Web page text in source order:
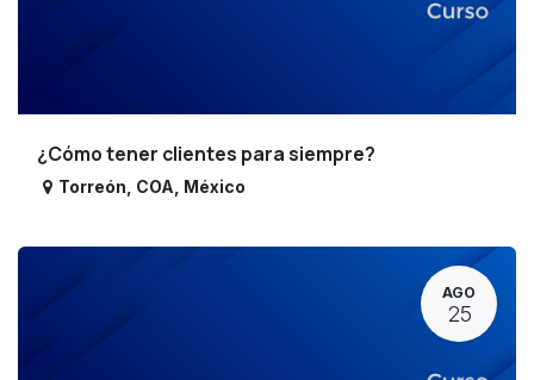
¿Cómo tener clientes para siempre?
Torreón COA México
AGO
25